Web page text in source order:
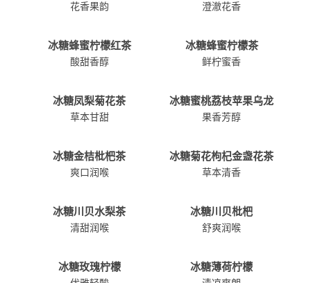
花香果韵 澄澈花香
冰糖蜂蜜柠檬红茶
酸甜香醇
冰糖蜂蜜柠檬茶
鲜柠蜜香
冰糖凤梨菊花茶
草本甘甜
冰糖蜜桃荔枝苹果乌龙
果香芳醇
冰糖金桔枇杷茶
爽口润喉
冰糖菊花枸杞金盏花茶
草本清香
冰糖川贝水梨茶
清甜润喉
冰糖川贝枇杷
舒爽润喉
冰糖玫瑰柠檬 冰糖薄荷柠檬